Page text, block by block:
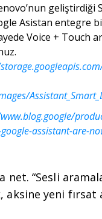
geliştirdiği
Asistan entegre
Voice + Touch
assistant-are-
net. “Sesli
aksine yeni fırsat